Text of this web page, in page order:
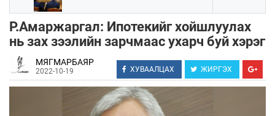
Р.Амаржаргал: Ипотекийг хойшлуулах
нь зах зээлийн зарчмаас ухарч буй хэрэг
МЯГМАРБАЯР
2022-10-19 ХУВААЛЦАХ ЖИРГЭХ